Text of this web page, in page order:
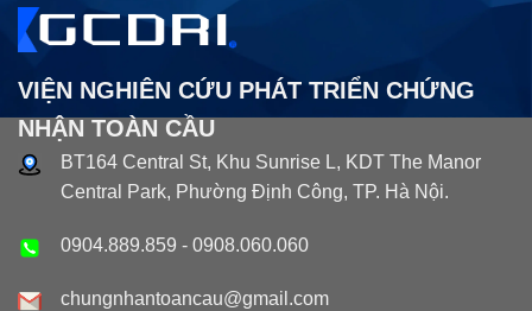
VIỆN NGHIÊN CỨU PHÁT TRIỂN CHỨNG
NHẬN TOÀN CẦU
BT164 Central St, Khu Sunrise L, KDT The Manor
Central Park, Phường Định Công, TP. Hà Nội.
0904.889.859 - 0908.060.060
chungnhantoancau@gmail.com